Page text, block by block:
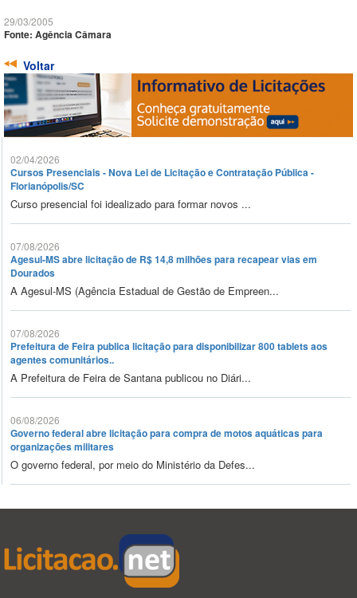
29/03/2005
Fonte: Agência Câmara
Voltar
02/04/2026
Cursos Presenciais - Nova Lei de Licitação e Contratação Pública -
Florianópolis/SC
Curso presencial foi idealizado para formar novos ...
07/08/2026
Agesul-MS abre licitação de R$ 14,8 milhões para recapear vias em
Dourados
A Agesul-MS (Agência Estadual de Gestão de Empreen...
07/08/2026
Prefeitura de Feira publica licitação para disponibilizar 800 tablets aos
agentes comunitários..
A Prefeitura de Feira de Santana publicou no Diári...
06/08/2026
Governo federal abre licitação para compra de motos aquáticas para
organizações militares
O governo federal, por meio do Ministério da Defes...